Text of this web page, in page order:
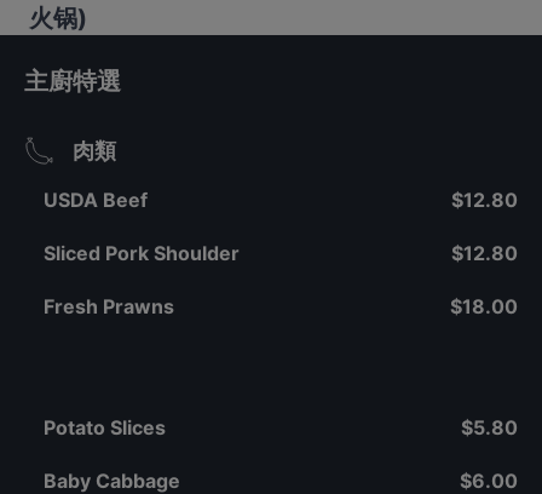
火锅)
主廚特選
肉類
USDA Beef $12.80
Sliced Pork Shoulder $12.80
Fresh Prawns $18.00
Potato Slices $5.80
Baby Cabbage $6.00